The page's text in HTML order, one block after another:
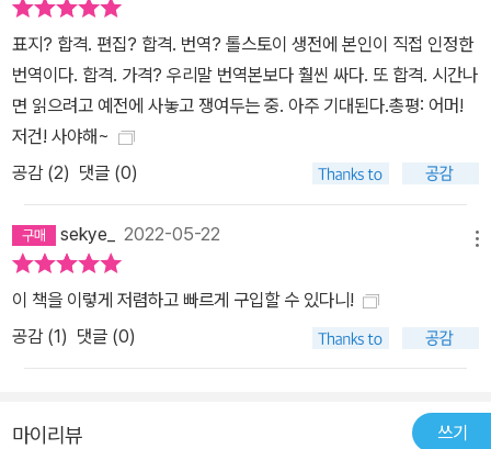
표지? 합격. 편집? 합격. 번역? 톨스토이 생전에 본인이 직접 인정한
번역이다. 합격. 가격? 우리말 번역본보다 훨씬 싸다. 또 합격. 시간나
면 읽으려고 예전에 사놓고 쟁여두는 중. 아주 기대된다.총평: 어머!
저건! 사야해~
공감 (2) 댓글 (0)
sekye_ 2022-05-22
이 책을 이렇게 저렴하고 빠르게 구입할 수 있다니!
공감 (1) 댓글 (0)
마이리뷰 쓰기